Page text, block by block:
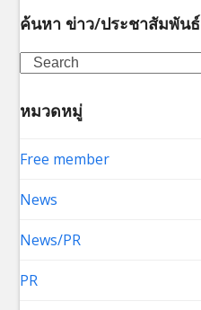
ค้นหา ข่าว/ประชาสัมพันธ์
Search
หมวดหมู่
Free member
News
News/PR
PR